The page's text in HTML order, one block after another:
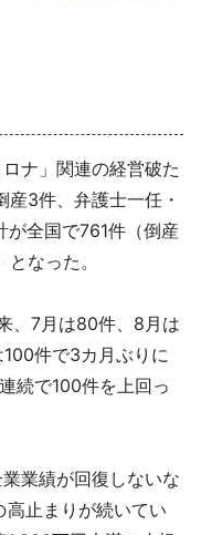
ナ」関連の経営破た
3件、弁護士一任・
が全国で761件（倒産
なった。
、7月は80件、8月は
件で3カ月ぶりに
続で100件を上回っ
業績が回復しないな
止まりが続いてい